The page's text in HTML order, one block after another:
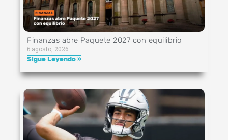
Finanzas abre Paquete 2027 con equilibrio
6 agosto, 2026
Sigue Leyendo »